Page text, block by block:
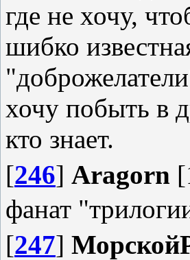
где не хочу,
шибко
хочу побыть в
кто знает.
[246] Aragorn
фанат
[247]